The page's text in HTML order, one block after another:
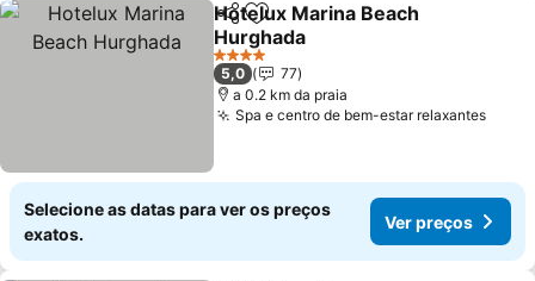
PartilharAdicionar aos favoritos
Hotelux Marina Beach
Hurghada
Ver preços
4 Estrelas
5,0
77
a 0.2 km da praia
Spa e centro de bem-estar relaxantesVer
Selecione as datas para ver os preços
exatos.
Ver preços